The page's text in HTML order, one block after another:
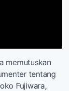
memutuskan
tentang
Fujiwara,